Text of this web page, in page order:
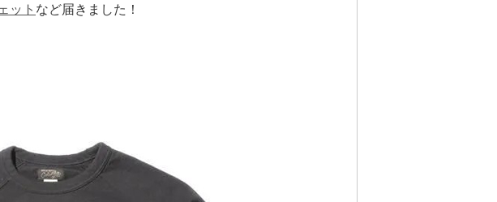
ット など届きました！